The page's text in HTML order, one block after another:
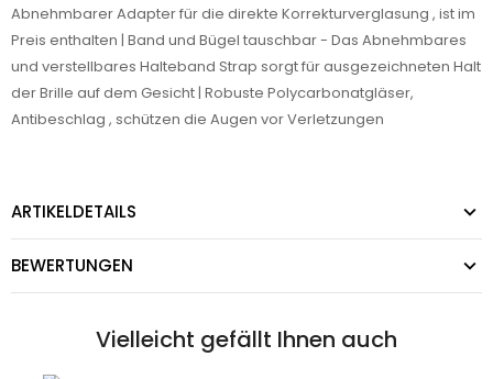
Abnehmbarer Adapter für die direkte Korrekturverglasung , ist im
Preis enthalten | Band und Bügel tauschbar - Das Abnehmbares
und verstellbares Halteband Strap sorgt für ausgezeichneten Halt
der Brille auf dem Gesicht | Robuste Polycarbonatgläser,
Antibeschlag , schützen die Augen vor Verletzungen
ARTIKELDETAILS
BEWERTUNGEN
Vielleicht gefällt Ihnen auch